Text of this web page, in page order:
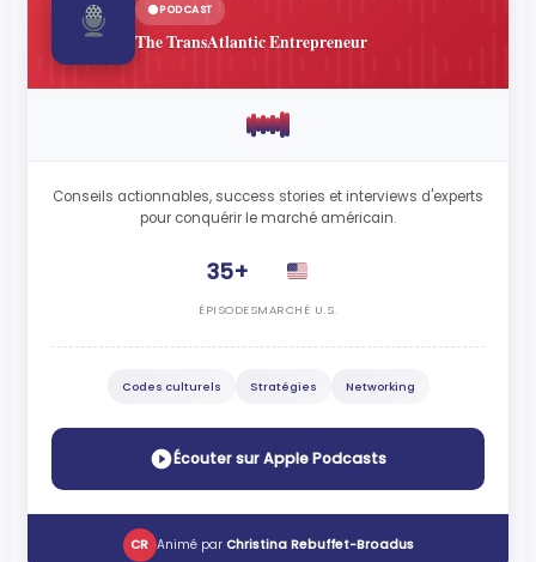
PODCAST
The TransAtlantic Entrepreneur
Conseils actionnables, success stories et interviews d'experts
pour conquérir le marché américain.
35+
ÉPISODESMARCHÉ U.S.
Codes culturels Stratégies Networking
Écouter sur Apple Podcasts
CR Animé par Christina Rebuffet-Broadus